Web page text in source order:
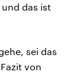
das ist
sei das
von